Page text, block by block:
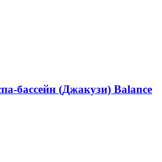
бассейн (Джакузи) Balance